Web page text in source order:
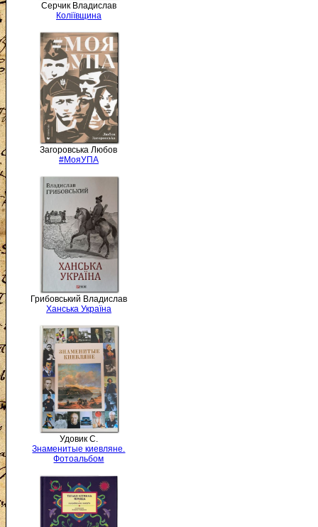
Серчик Владислав
Коліївщина
Загоровська Любов
#МояУПА
Грибовський Владислав
Ханська Україна
Удовик С.
Знаменитые киевляне.
Фотоальбом